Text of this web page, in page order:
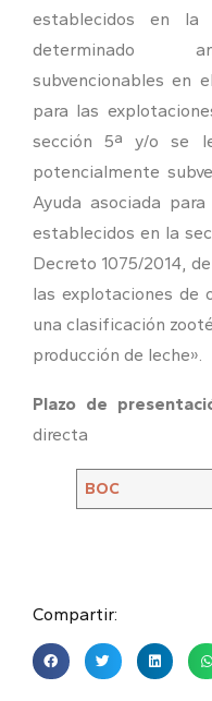
establecidos en
determinado
subvencionables en
para las
sección 5ª y/o se
potencialmente
Ayuda asociada
establecidos en la
Decreto 1075/2014,
las explotaciones de
una clasificación
producción de leche».
Plazo de
directa
BOC
Compartir: